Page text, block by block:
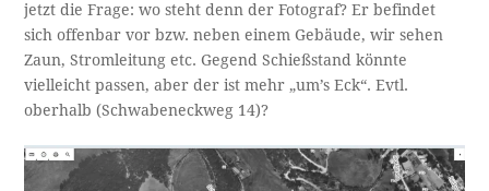
jetzt die Frage: wo steht denn der Fotograf? Er befindet
sich offenbar vor bzw. neben einem Gebäude, wir sehen
Zaun, Stromleitung etc. Gegend Schießstand könnte
vielleicht passen, aber der ist mehr „um’s Eck“. Evtl.
oberhalb (Schwabeneckweg 14)?